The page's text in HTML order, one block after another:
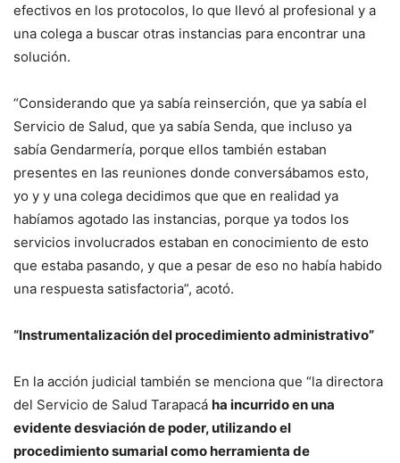
efectivos en los protocolos, lo que llevó al profesional y a
una colega a buscar otras instancias para encontrar una
solución.
“Considerando que ya sabía reinserción, que ya sabía el
Servicio de Salud, que ya sabía Senda, que incluso ya
sabía Gendarmería, porque ellos también estaban
presentes en las reuniones donde conversábamos esto,
yo y y una colega decidimos que que en realidad ya
habíamos agotado las instancias, porque ya todos los
servicios involucrados estaban en conocimiento de esto
que estaba pasando, y que a pesar de eso no había habido
una respuesta satisfactoria”, acotó.
“Instrumentalización del procedimiento administrativo”
En la acción judicial también se menciona que “la directora
del Servicio de Salud Tarapacá ha incurrido en una
evidente desviación de poder, utilizando el
procedimiento sumarial como herramienta de